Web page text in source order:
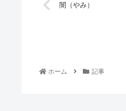
闇（やみ）
ホーム 記事